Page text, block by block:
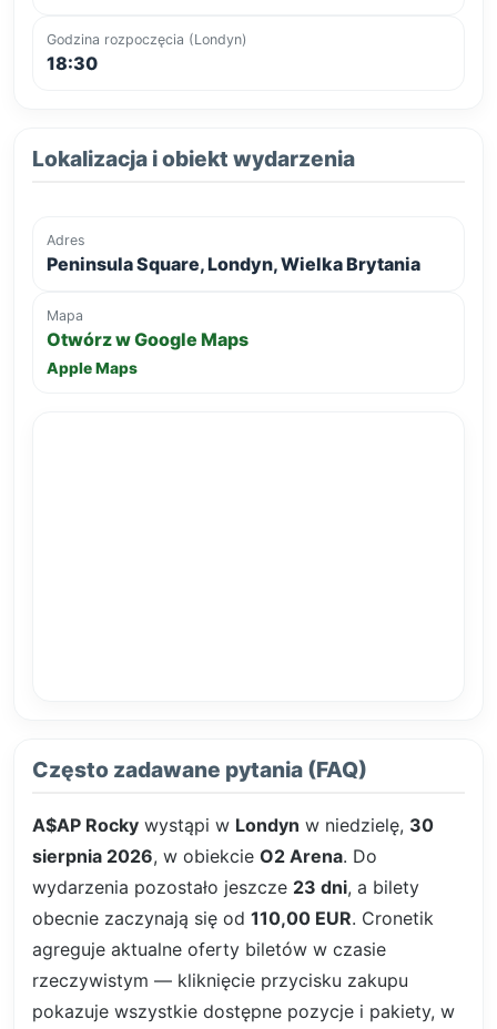
Godzina rozpoczęcia (Londyn)
18:30
Lokalizacja i obiekt wydarzenia
Adres
Peninsula Square, Londyn, Wielka Brytania
Mapa
Otwórz w Google Maps
Apple Maps
Często zadawane pytania (FAQ)
A$AP Rocky wystąpi w Londyn w niedzielę, 30
sierpnia 2026, w obiekcie O2 Arena. Do
wydarzenia pozostało jeszcze 23 dni, a bilety
obecnie zaczynają się od 110,00 EUR. Cronetik
agreguje aktualne oferty biletów w czasie
rzeczywistym — kliknięcie przycisku zakupu
pokazuje wszystkie dostępne pozycje i pakiety, w